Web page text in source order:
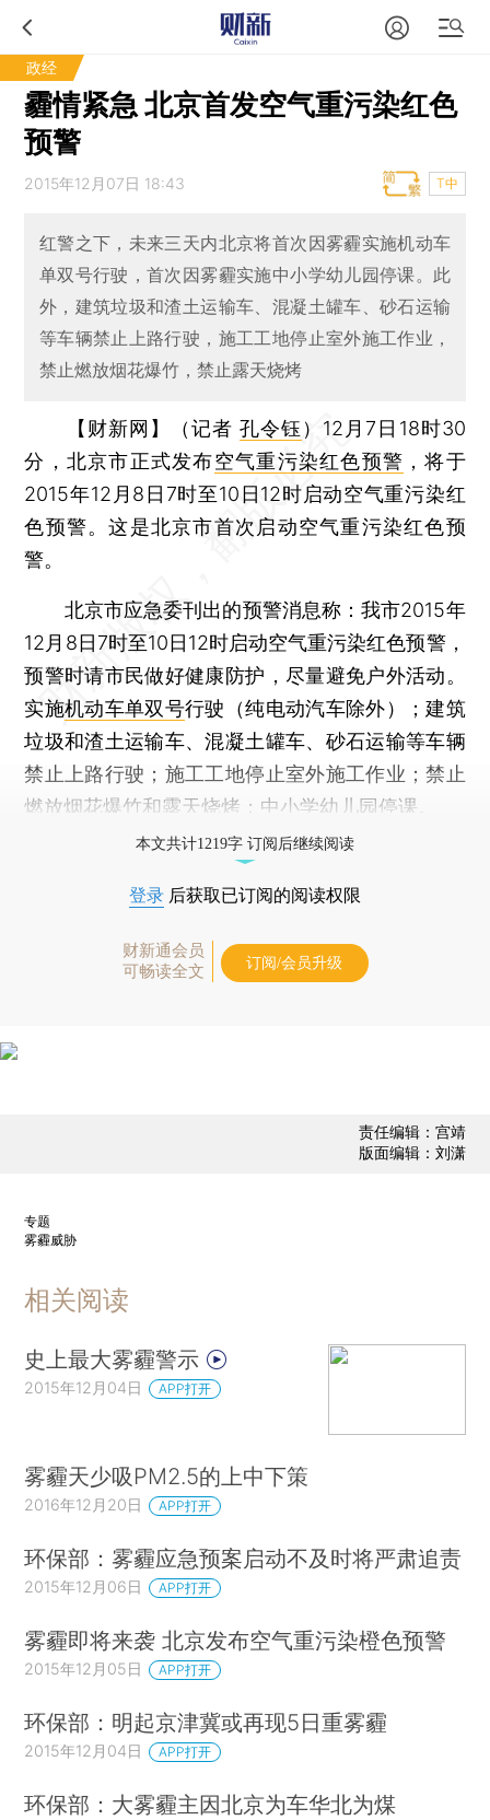
政经
霾情紧急 北京首发空气重污染红色
预警
2015年12月07日 18:43 T中
红警之下，未来三天内北京将首次因雾霾实施机动车
单双号行驶，首次因雾霾实施中小学幼儿园停课。此
外，建筑垃圾和渣土运输车、混凝土罐车、砂石运输
等车辆禁止上路行驶，施工工地停止室外施工作业，
禁止燃放烟花爆竹，禁止露天烧烤
【财新网】（记者孔令钰 ） 12月7日18时30
分，北京市正式发布空气重污染红色预警 ，将于
2015年12月8日7时至10日12时启动空气重污染红
色预警。这是北京市首次启动空气重污染红色预
警。
北京市应急委刊出的预警消息称：我市2015年
12月8日7时至10日12时启动空气重污染红色预警，
预警时请市民做好健康防护，尽量避免户外活动。
实施机动车单双号行驶（纯电动汽车除外）；建筑
垃圾和渣土运输车、混凝土罐车、砂石运输等车辆
禁止上路行驶；施工工地停止室外施工作业；禁止
燃放烟花爆竹和露天烧烤；中小学幼儿园停课。
本文共计1219字 订阅后继续阅读
登录 后获取已订阅的阅读权限
财新通会员
可畅读全文
订阅/会员升级
责任编辑：宫靖
版面编辑：刘潇
专题
雾霾威胁
相关阅读
史上最大雾霾警示
2015年12月04日 APP打开
雾霾天少吸PM2.5的上中下策
2016年12月20日 APP打开
环保部：雾霾应急预案启动不及时将严肃追责
2015年12月06日 APP打开
雾霾即将来袭 北京发布空气重污染橙色预警
2015年12月05日 APP打开
环保部：明起京津冀或再现5日重雾霾
2015年12月04日 APP打开
环保部：大雾霾主因北京为车华北为煤